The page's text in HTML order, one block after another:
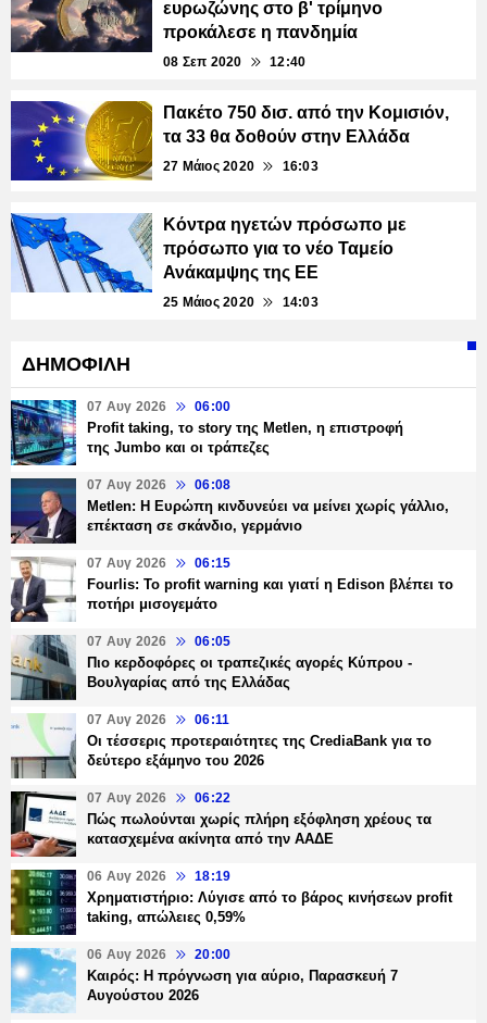
ευρωζώνης στο β' τρίμηνο
προκάλεσε η πανδημία
08 Σεπ 2020 12:40
Πακέτο 750 δισ. από την Κομισιόν,
τα 33 θα δοθούν στην Ελλάδα
27 Μάιος 2020 16:03
Κόντρα ηγετών πρόσωπο με
πρόσωπο για το νέο Ταμείο
Ανάκαμψης της ΕΕ
25 Μάιος 2020 14:03
ΔΗΜΟΦΙΛΗ
07 Αυγ 2026 06:00
Profit taking, το story της Metlen, η επιστροφή
της Jumbo και οι τράπεζες
07 Αυγ 2026 06:08
Metlen: Η Ευρώπη κινδυνεύει να μείνει χωρίς γάλλιο,
επέκταση σε σκάνδιο, γερμάνιο
07 Αυγ 2026 06:15
Fourlis: Το profit warning και γιατί η Edison βλέπει το
ποτήρι μισογεμάτο
07 Αυγ 2026 06:05
Πιο κερδοφόρες οι τραπεζικές αγορές Κύπρου -
Βουλγαρίας από της Ελλάδας
07 Αυγ 2026 06:11
Οι τέσσερις προτεραιότητες της CrediaBank για το
δεύτερο εξάμηνο του 2026
07 Αυγ 2026 06:22
Πώς πωλούνται χωρίς πλήρη εξόφληση χρέους τα
κατασχεμένα ακίνητα από την ΑΑΔΕ
06 Αυγ 2026 18:19
Χρηματιστήριο: Λύγισε από το βάρος κινήσεων profit
taking, απώλειες 0,59%
06 Αυγ 2026 20:00
Καιρός: Η πρόγνωση για αύριο, Παρασκευή 7
Αυγούστου 2026